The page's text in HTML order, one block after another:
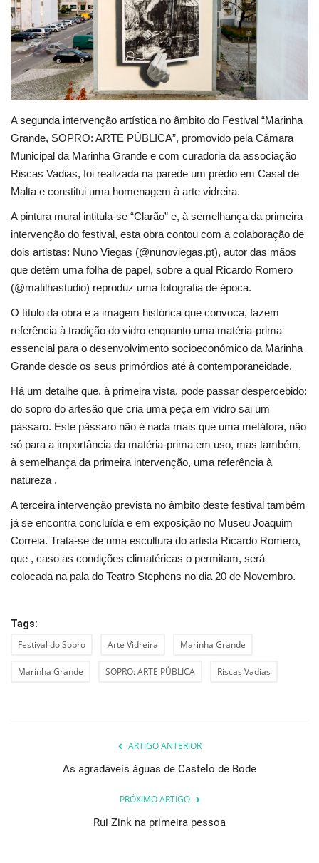
Estatuto Editorial
Saúde
Ficha técnica
Cultura
Lazer
A segunda intervenção artística no âmbito do Festival “Marinha
Grande, SOPRO: ARTE PÚBLICA”, promovido pela Câmara
Municipal da Marinha Grande e com curadoria da associação
Riscas Vadias, foi realizada na parede um prédio em Casal de
Malta e constitui uma homenagem à arte vidreira.
A pintura mural intitula-se “Clarão” e, à semelhança da primeira
intervenção do festival, esta obra contou com a colaboração de
dois artistas: Nuno Viegas (@nunoviegas.pt), autor das mãos
que detêm uma folha de papel, sobre a qual Ricardo Romero
(@matilhastudio) reproduz uma fotografia de época.
O título da obra e a imagem histórica que convoca, fazem
referência à tradição do vidro enquanto uma matéria-prima
essencial para o desenvolvimento socioeconómico da Marinha
Grande desde os seus primórdios até à contemporaneidade.
Há um detalhe que, à primeira vista, pode passar despercebido:
do sopro do artesão que cria uma peça em vidro sai um
pássaro. Este pássaro não é nada mais que uma metáfora, não
só para a importância da matéria-prima em uso, mas também,
à semelhança da primeira intervenção, uma referência à
natureza .
A terceira intervenção prevista no âmbito deste festival também
já se encontra concluída e em exposição no Museu Joaquim
Correia. Trata-se de uma escultura do artista Ricardo Romero,
que , caso as condições climatéricas o permitam, será
colocada na pala do Teatro Stephens no dia 20 de Novembro.
Tags:
Festival do Sopro Arte Vidreira Marinha Grande
Marinha Grande SOPRO: ARTE PÚBLICA Riscas Vadias
ARTIGO ANTERIOR
As agradáveis águas de Castelo de Bode
PRÓXIMO ARTIGO
Rui Zink na primeira pessoa